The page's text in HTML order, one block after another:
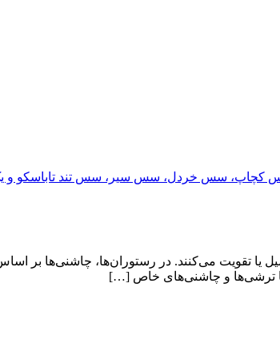
یا تقویت می‌کنند. در رستوران‌ها، چاشنی‌ها بر
تا ترشی‌ها و چاشنی‌های خاص […]